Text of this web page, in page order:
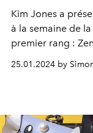
Kim Jones a
à la semaine de
premier rang :
Exarchopolous,
25.01.2024 by